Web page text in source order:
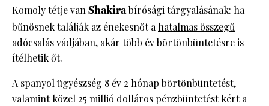
Komoly tétje vanShakirabírósági tárgyalásának: ha
bűnösnek találják az énekesnőt ahatalmas összegű
adócsalásvádjában, akár több év börtönbüntetésre is
ítélhetik őt.
A spanyol ügyészség 8 év 2 hónap börtönbüntetést,
valamint közel 25 millió dolláros pénzbüntetést kért a